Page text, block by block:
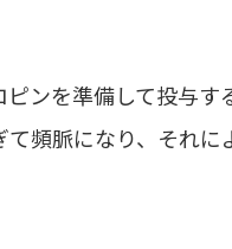
ンを準備して投与す
頻脈になり、それに